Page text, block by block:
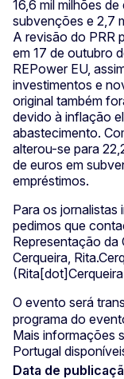
16,6 mil milhões
subvenções e 2,7
A revisão do PRR
em 17 de outubro
REPower EU,
investimentos e
original também
devido à inflação
abastecimento.
alterou-se para
de euros em
empréstimos.
Para os jornalistas
pedimos que
Representação da
Cerqueira, Rita.
O evento será
programa do
Mais informações
Portugal
Data de